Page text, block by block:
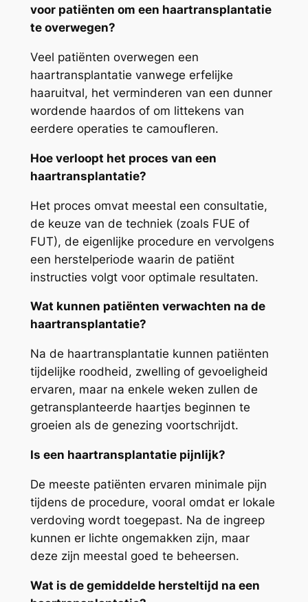
voor patiënten om een haartransplantatie
te overwegen?
Veel patiënten overwegen een
haartransplantatie vanwege erfelijke
haaruitval, het verminderen van een dunner
wordende haardos of om littekens van
eerdere operaties te camoufleren.
Hoe verloopt het proces van een
haartransplantatie?
Het proces omvat meestal een consultatie,
de keuze van de techniek (zoals FUE of
FUT), de eigenlijke procedure en vervolgens
een herstelperiode waarin de patiënt
instructies volgt voor optimale resultaten.
Wat kunnen patiënten verwachten na de
haartransplantatie?
Na de haartransplantatie kunnen patiënten
tijdelijke roodheid, zwelling of gevoeligheid
ervaren, maar na enkele weken zullen de
getransplanteerde haartjes beginnen te
groeien als de genezing voortschrijdt.
Is een haartransplantatie pijnlijk?
De meeste patiënten ervaren minimale pijn
tijdens de procedure, vooral omdat er lokale
verdoving wordt toegepast. Na de ingreep
kunnen er lichte ongemakken zijn, maar
deze zijn meestal goed te beheersen.
Wat is de gemiddelde hersteltijd na een